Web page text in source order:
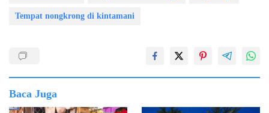
Tempat nongkrong di kintamani
Baca Juga